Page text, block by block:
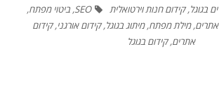
בגוגל,קידום חנות וירטואלית SEO
,ביטוי מפתח,
,מילת מפתח,מיתוג בגוגל,קידום אורגני,קידום
אתרים,קידום בגוגל